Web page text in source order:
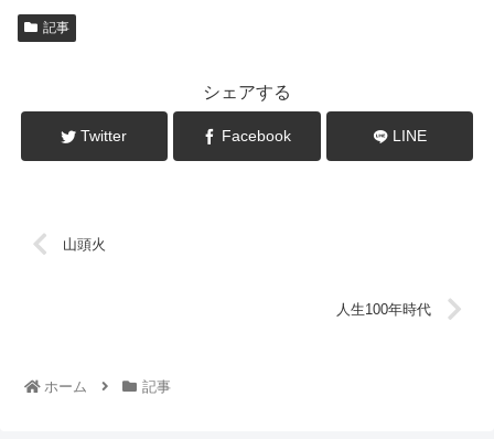
記事
シェアする
Twitter Facebook LINE
山頭火
人生100年時代
ホーム 記事